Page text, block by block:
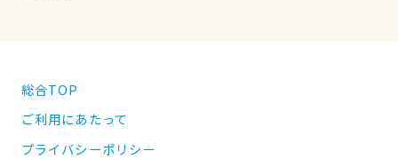
総合TOP
ご利用にあたって
プライバシーポリシー